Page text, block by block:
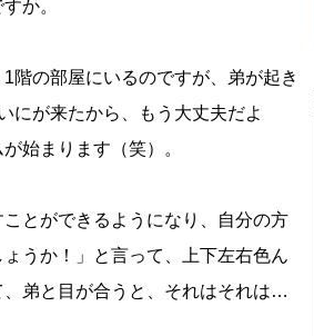
か。
階の部屋にいるのですが、弟が起き
にが来たから、もう大丈夫だよ
始まります（笑）。
とができるようになり、自分の方
うか！」と言って、上下左右色ん
弟と目が合うと、それはそれは…